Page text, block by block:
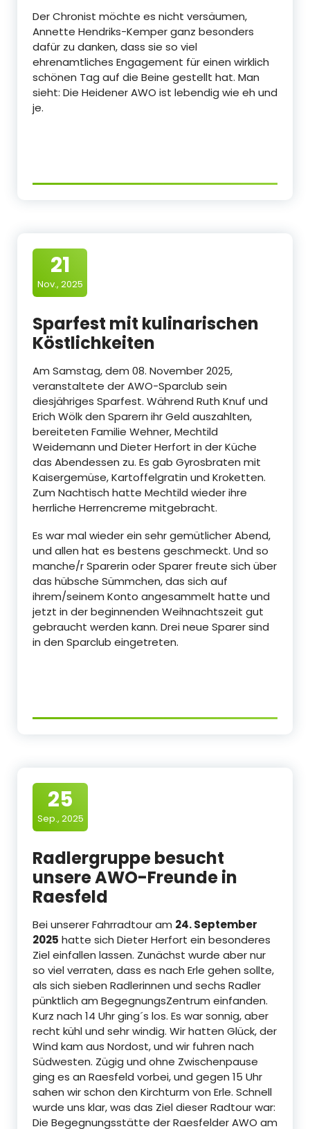
Der Chronist möchte es nicht versäumen,
Annette Hendriks-Kemper ganz besonders
dafür zu danken, dass sie so viel
ehrenamtliches Engagement für einen wirklich
schönen Tag auf die Beine gestellt hat. Man
sieht: Die Heidener AWO ist lebendig wie eh und
je.
21
Nov., 2025
Sparfest mit kulinarischen
Köstlichkeiten
Am Samstag, dem 08. November 2025,
veranstaltete der AWO-Sparclub sein
diesjähriges Sparfest. Während Ruth Knuf und
Erich Wölk den Sparern ihr Geld auszahlten,
bereiteten Familie Wehner, Mechtild
Weidemann und Dieter Herfort in der Küche
das Abendessen zu. Es gab Gyrosbraten mit
Kaisergemüse, Kartoffelgratin und Kroketten.
Zum Nachtisch hatte Mechtild wieder ihre
herrliche Herrencreme mitgebracht.
Es war mal wieder ein sehr gemütlicher Abend,
und allen hat es bestens geschmeckt. Und so
manche/r Sparerin oder Sparer freute sich über
das hübsche Sümmchen, das sich auf
ihrem/seinem Konto angesammelt hatte und
jetzt in der beginnenden Weihnachtszeit gut
gebraucht werden kann. Drei neue Sparer sind
in den Sparclub eingetreten.
25
Sep., 2025
Radlergruppe besucht
unsere AWO-Freunde in
Raesfeld
Bei unserer Fahrradtour am 24. September
2025 hatte sich Dieter Herfort ein besonderes
Ziel einfallen lassen. Zunächst wurde aber nur
so viel verraten, dass es nach Erle gehen sollte,
als sich sieben Radlerinnen und sechs Radler
pünktlich am BegegnungsZentrum einfanden.
Kurz nach 14 Uhr ging´s los. Es war sonnig, aber
recht kühl und sehr windig. Wir hatten Glück, der
Wind kam aus Nordost, und wir fuhren nach
Südwesten. Zügig und ohne Zwischenpause
ging es an Raesfeld vorbei, und gegen 15 Uhr
sahen wir schon den Kirchturm von Erle. Schnell
wurde uns klar, was das Ziel dieser Radtour war:
Die Begegnungsstätte der Raesfelder AWO am